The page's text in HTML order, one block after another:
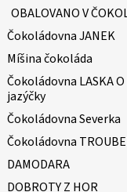
OBALOVANO V
Čokoládovna JANEK
Míšina čokoláda
Čokoládovna LASKA
jazýčky
Čokoládovna Severka
Čokoládovna
DAMODARA
DOBROTY Z HOR